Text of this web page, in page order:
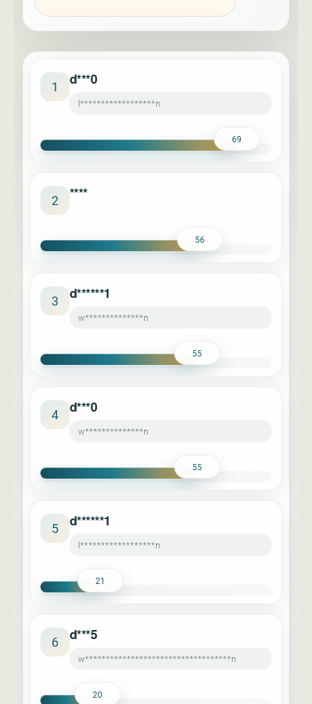
1 d***0
l******************n
69
2 ****
56
3 d******1
w**************n
55
4 d***0
w**************n
55
5 d******1
l******************n
21
6 d***5
w***********************************n
20